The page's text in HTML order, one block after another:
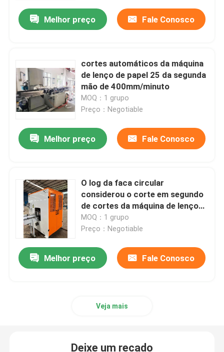
Melhor preço Fale Conosco
cortes automáticos da máquina
de lenço de papel 25 da segunda
mão de 400mm/minuto
MOQ：1 grupo
Preço：Negotiable
Melhor preço Fale Conosco
O log da faca circular
considerou o corte em segundo
de cortes da máquina de lenço
de papel 180 da mão/minuto
MOQ：1 grupo
Preço：Negotiable
Melhor preço Fale Conosco
Veja mais
Deixe um recado